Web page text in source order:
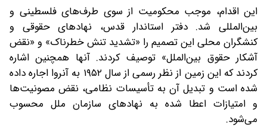
این اقدام، موجب محکومیت از سوی طرف‌های فلسطینی و
بین‌المللی شد. دفتر استاندار قدس، نهادهای حقوقی و
کنشگران محلی این تصمیم را «تشدید تنش خطرناک» و «نقض
آشکار حقوق بین‌الملل» توصیف کردند. آنها همچنین اشاره
کردند که این زمین از نظر رسمی از سال ۱۹۵۲ به آنروا اجاره داده
شده است و تبدیل آن به تأسیسات نظامی، نقض مصونیت‌ها
و امتیازات اعطا شده به نهادهای سازمان ملل محسوب
می‌شود.